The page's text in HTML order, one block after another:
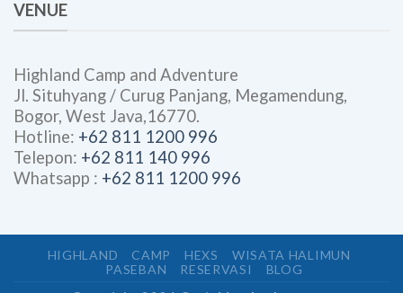
VENUE
Highland Camp and Adventure
Jl. Situhyang / Curug Panjang, Megamendung,
Bogor, West Java,16770.
Hotline: +62 811 1200 996
Telepon: +62 811 140 996
Whatsapp : +62 811 1200 996
HIGHLAND CAMP HEXS
WISATA HALIMUN
PASEBAN
RESERVASI BLOG